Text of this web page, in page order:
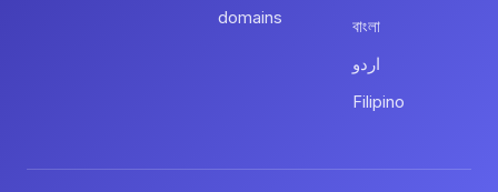
domains
বাংলা
اردو
Filipino